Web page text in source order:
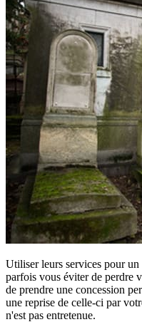
Utiliser leurs services pour
parfois vous éviter de perdre
de prendre une concession
une reprise de celle-ci par
n'est pas entretenue.